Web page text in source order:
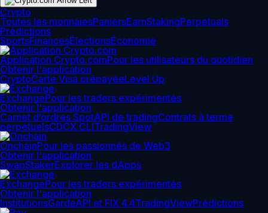
Crypto
Toutes les monnaiesPaniersEarnStakingPerpetuals
Prédictions
SportsFinancesÉlectionsÉconomie
Application Crypto.comPour les utilisateurs du quotidien
Obtenir l'application
CryptoCarte Visa prépayéeLevel Up
ExchangePour les traders expérimentés
Obtenir l'application
Carnet d’ordres SpotAPI de tradingContrats à terme
perpétuelsCDCX CLITradingView
OnchainPour les passionnés de Web3
Obtenir l'application
SwapStakerExplorer les dApps
ExchangePour les traders expérimentés
Obtenir l'application
InstitutionsGardeAPI et FIX 4.4TradingViewPrédictions